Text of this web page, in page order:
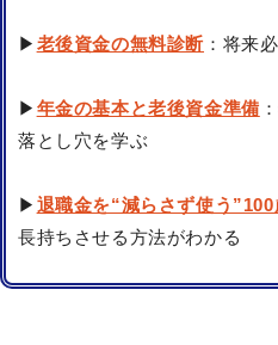
▶ 老後資金の無料診断 ：将来
▶ 年金の基本と老後資金準備
落とし穴を学ぶ
▶ 退職金を“減らさず使う
長持ちさせる方法がわかる